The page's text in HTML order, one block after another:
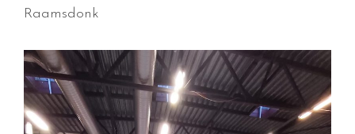
August 2025
Juli 2025
Mai 2025
April 2025
Raamsdonk